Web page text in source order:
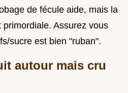
de fécule aide, mais la
Assurez vous
sucre est bien "ruban".
autour mais cru